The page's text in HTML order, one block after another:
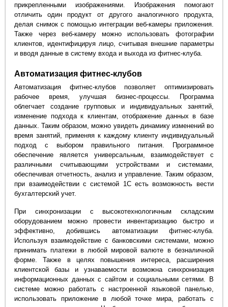
прикрепленными изображениями. Изображения помогают
отличить один продукт от другого аналогичного продукта,
делая снимок с помощью интеграции веб-камеры приложения.
Также через веб-камеру можно использовать фотографии
клиентов, идентифицируя лицо, считывая внешние параметры
и вводя данные в систему входа и выхода из фитнес-клуба.
Автоматизация фитнес-клубов
Автоматизация фитнес-клубов позволяет оптимизировать
рабочее время, улучшая бизнес-процессы. Программа
облегчает создание групповых и индивидуальных занятий,
изменение подхода к клиентам, отображение данных в базе
данных. Таким образом, можно увидеть динамику изменений во
время занятий, применяя к каждому клиенту индивидуальный
подход с выбором правильного питания. Программное
обеспечение является универсальным, взаимодействует с
различными считывающими устройствами и системами,
обеспечивая отчетность, анализ и управление. Таким образом,
при взаимодействии с системой 1С есть возможность вести
бухгалтерский учет.
При синхронизации с высокотехнологичным складским
оборудованием можно провести инвентаризацию быстро и
эффективно, добившись автоматизации фитнес-клуба.
Используя взаимодействие с банковскими системами, можно
принимать платежи в любой мировой валюте в безналичной
форме. Также в целях повышения интереса, расширения
клиентской базы и узнаваемости возможна синхронизация
информационных данных с сайтом и социальными сетями. В
системе можно работать с настроенной языковой панелью,
использовать приложение в любой точке мира, работать с